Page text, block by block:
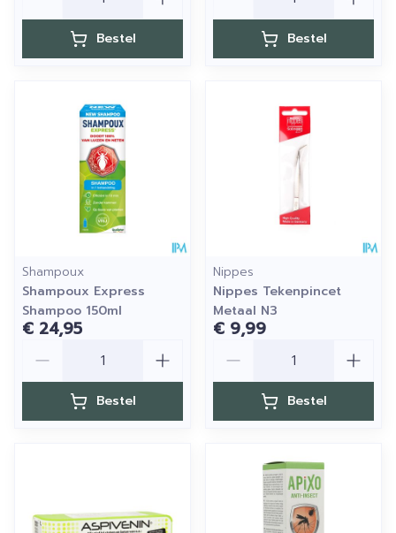
Bestel Bestel
Shampoux
Shampoux Express
Shampoo 150ml
€ 24,95
Bestel
Nippes
Nippes Tekenpincet
Metaal N3
€ 9,99
Bestel